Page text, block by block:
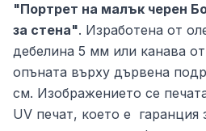
"Портрет на малък черен
за стена". Изработена от
дебелина 5 мм или канава
опъната върху дървена
см. Изображението се
UV печат, което е гаранция